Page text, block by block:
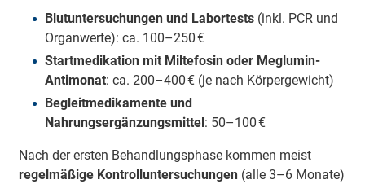
Vermeidung von Rückfällen: Stress, andere
Infektionen oder Impfungen können das
Immunsystem belasten. Daher ist es wichtig,
besonders achtsam mit dem erkrankten Hund
umzugehen.
stehen die Chancen gut, dass Ihr Hund auch mit
Leishmaniose ein glückliches Leben führen kann.
Blutuntersuchungen und Labortests(inkl. PCR und
Organwerte): ca. 100–250 €
Startmedikation mit Miltefosin oder Meglumin-
Antimonat: ca. 200–400 € (je nach Körpergewicht)
Begleitmedikamente und
Nahrungsergänzungsmittel: 50–100 €
Nach der ersten Behandlungsphase kommen meist
regelmäßige Kontrolluntersuchungen(alle 3–6 Monate)